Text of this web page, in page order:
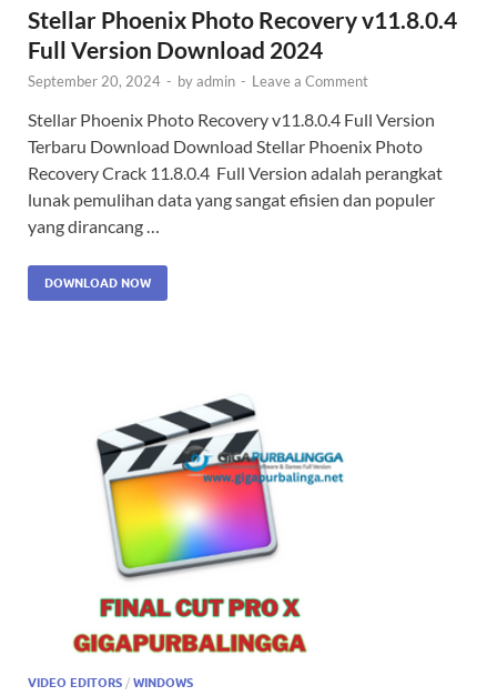
Stellar Phoenix Photo Recovery v11.8.0.4
Full Version Download 2024
September 20, 2024 - byadmin - Leave a Comment
Stellar Phoenix Photo Recovery v11.8.0.4 Full Version
Terbaru Download Download Stellar Phoenix Photo
Recovery Crack 11.8.0.4 Full Version adalah perangkat
lunak pemulihan data yang sangat efisien dan populer
yang dirancang …
DOWNLOAD NOW
VIDEO EDITORS / WINDOWS